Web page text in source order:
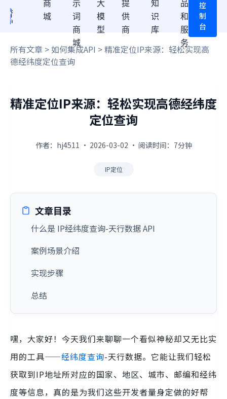
商
城
示
词
商
城
大
模
型
提
供
商
知
识
库
品
和
服
务
控
制
台
所有文章 >如何集成API > 精准定位IP来源：轻松实现高
德经纬度定位查询
精准定位IP来源：轻松实现高德经纬度
定位查询
作者：hj4511 · 2026-03-02 · 阅读时间：7分钟
IP定位
文章目录
什么是 IP经纬度查询-天行数据 API
案例场景介绍
实现步骤
总结
嘿，大家好！今天我们来聊聊一个看似神秘却又无比实
用的工具——经纬度查询-天行数据。它能让我们轻松
获取到IP地址所对应的国家、地区、城市、邮编和经纬
度等信息，真的是为我们这些开发者量身定做的好帮